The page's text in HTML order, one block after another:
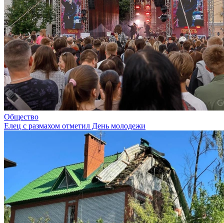
Общество
Елец с размахом отметил День молодежи